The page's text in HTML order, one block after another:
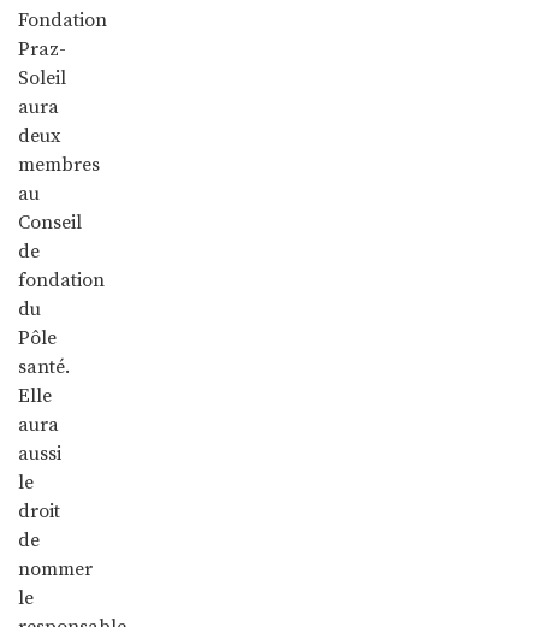
Fondation
Praz-
Soleil
aura
deux
membres
au
Conseil
de
fondation
du
Pôle
santé.
Elle
aura
aussi
le
droit
de
nommer
le